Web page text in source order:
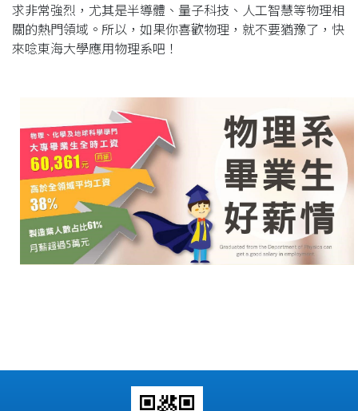
求非常強烈，尤其是半導體、量子科技、人工智慧等物理相
關的熱門領域。所以，如果你喜歡物理，就不要猶豫了，快
來唸東海大學應用物理系吧！